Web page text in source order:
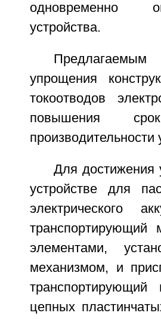
одновременно
устройства.
упрощения
токоотводов
повышения
производительности
Для достижения
устройстве для
электрического
элементами,
механизмом, и
цепных